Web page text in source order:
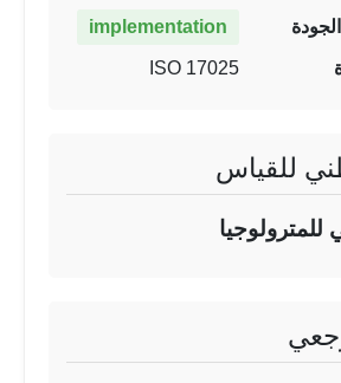
implementation
ISO 17025
للقياس
للمترولوجيا